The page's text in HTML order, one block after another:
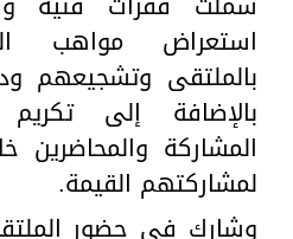
استعراض مواهب
بالملتقى وتشجيعهم
بالإضافة إلى
المشاركة والمحاضرين
لمشاركتهم القيمة.
وشارك في حضور